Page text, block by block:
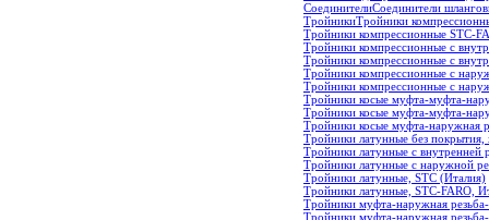
СоединителиСоединители
ТройникиТройники
Тройники компрессионные STC-
Тройники компрессионные с
Тройники компрессионные с
Тройники компрессионные с
Тройники компрессионные с
Тройники косые муфта-муфта-
Тройники косые муфта-муфта-
Тройники косые муфта-наружная
Тройники латунные без
Тройники латунные с внутренней
Тройники латунные с наружной
Тройники латунные, STC (Италия)
Тройники латунные, STC-FARO,
Тройники муфта-наружная
Тройники муфта-наружная